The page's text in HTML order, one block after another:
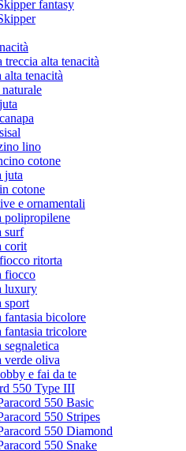
fantasy
treccia alta tenacità
alta tenacità
lino
cotone
juta
cotone
e ornamentali
polipropilene
surf
corit
ritorta
fiocco
luxury
sport
fantasia bicolore
fantasia tricolore
segnaletica
verde oliva
e fai da te
550 Type III
550 Basic
550 Stripes
550 Diamond
550 Snake